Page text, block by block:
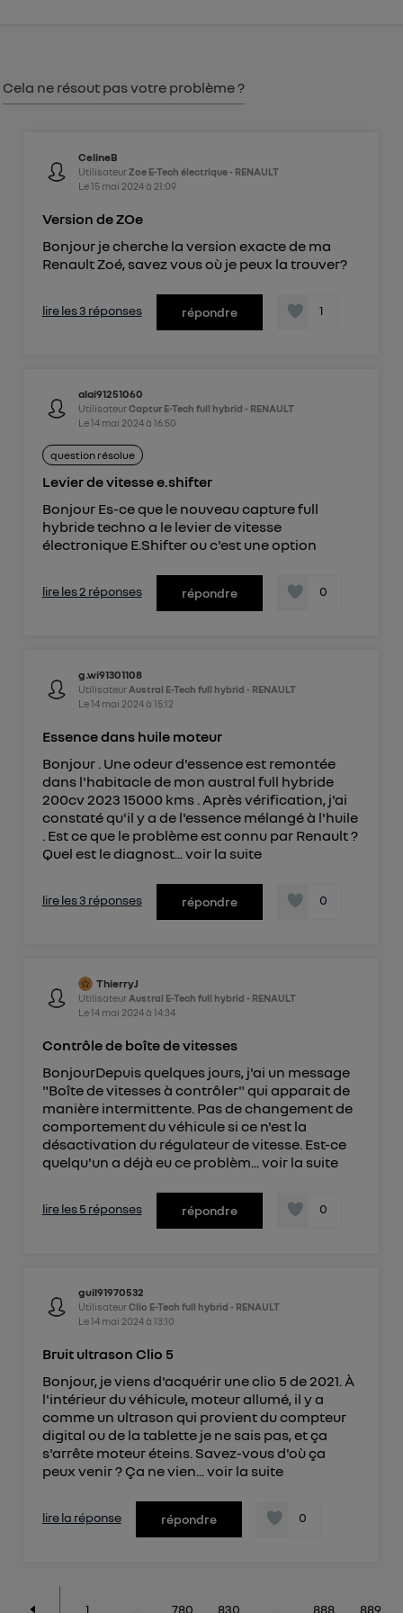
Cela ne résout pas votre problème ?
CelineB
UtilisateurZoe E-Tech électrique - RENAULT
Le15 mai 2024à 21:09
Version de ZOe
Bonjour je cherche la version exacte de ma
Renault Zoé, savez vous où je peux la trouver?
lire les 3 réponses répondre 1
alai91251060
UtilisateurCaptur E-Tech full hybrid - RENAULT
Le14 mai 2024à 16:50
question résolue
Levier de vitesse e.shifter
Bonjour Es-ce que le nouveau capture full
hybride techno a le levier de vitesse
électronique E.Shifter ou c'est une option
lire les 2 réponses répondre 0
g.wi91301108
Utilisateur Austral E-Tech full hybrid - RENAULT
Le14 mai 2024à 15:12
Essence dans huile moteur
Bonjour . Une odeur d'essence est remontée
dans l'habitacle de mon austral full hybride
200cv 2023 15000 kms . Après vérification, j'ai
constaté qu'il y a de l'essence mélangé à l'huile
. Est ce que le problème est connu par Renault ?
Quel est le diagnost... voir la suite
lire les 3 réponses répondre 0
ThierryJ
Utilisateur Austral E-Tech full hybrid - RENAULT
Le14 mai 2024à 14:34
Contrôle de boîte de vitesses
BonjourDepuis quelques jours, j'ai un message
"Boîte de vitesses à contrôler" qui apparait de
manière intermittente. Pas de changement de
comportement du véhicule si ce n'est la
désactivation du régulateur de vitesse. Est-ce
quelqu'un a déjà eu ce problèm... voir la suite
lire les 5 réponses répondre 0
guil91970532
UtilisateurClio E-Tech full hybrid - RENAULT
Le14 mai 2024à 13:10
Bruit ultrason Clio 5
Bonjour, je viens d'acquérir une clio 5 de 2021. À
l'intérieur du véhicule, moteur allumé, il y a
comme un ultrason qui provient du compteur
digital ou de la tablette je ne sais pas, et ça
s'arrête moteur éteins. Savez-vous d'où ça
peux venir ? Ça ne vien...voir la suite
lire la réponse répondre 0
1 780 830 888 889
personnelles d'Utiq